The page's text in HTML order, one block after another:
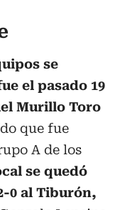
se
el pasado 19
Murillo Toro
que fue
A de los
se quedó
0 al Tiburón,